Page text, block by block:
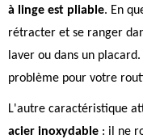
à linge est pliable. En
rétracter et se ranger
laver ou dans un
problème pour votre
L'autre caractéristique
acier inoxydable : il ne